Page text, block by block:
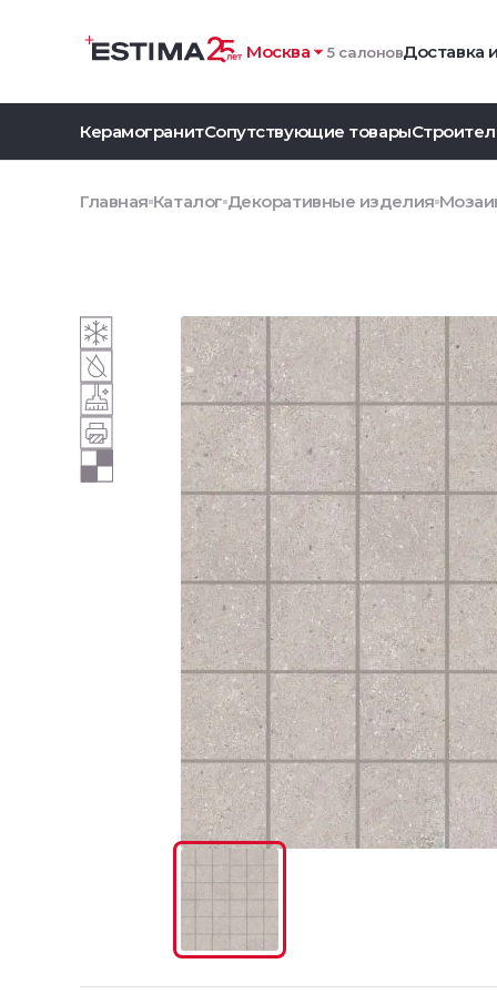
Москва 5 салоновДоставка
КерамогранитСопутствующие товары
Главная Каталог Декоративные изделия